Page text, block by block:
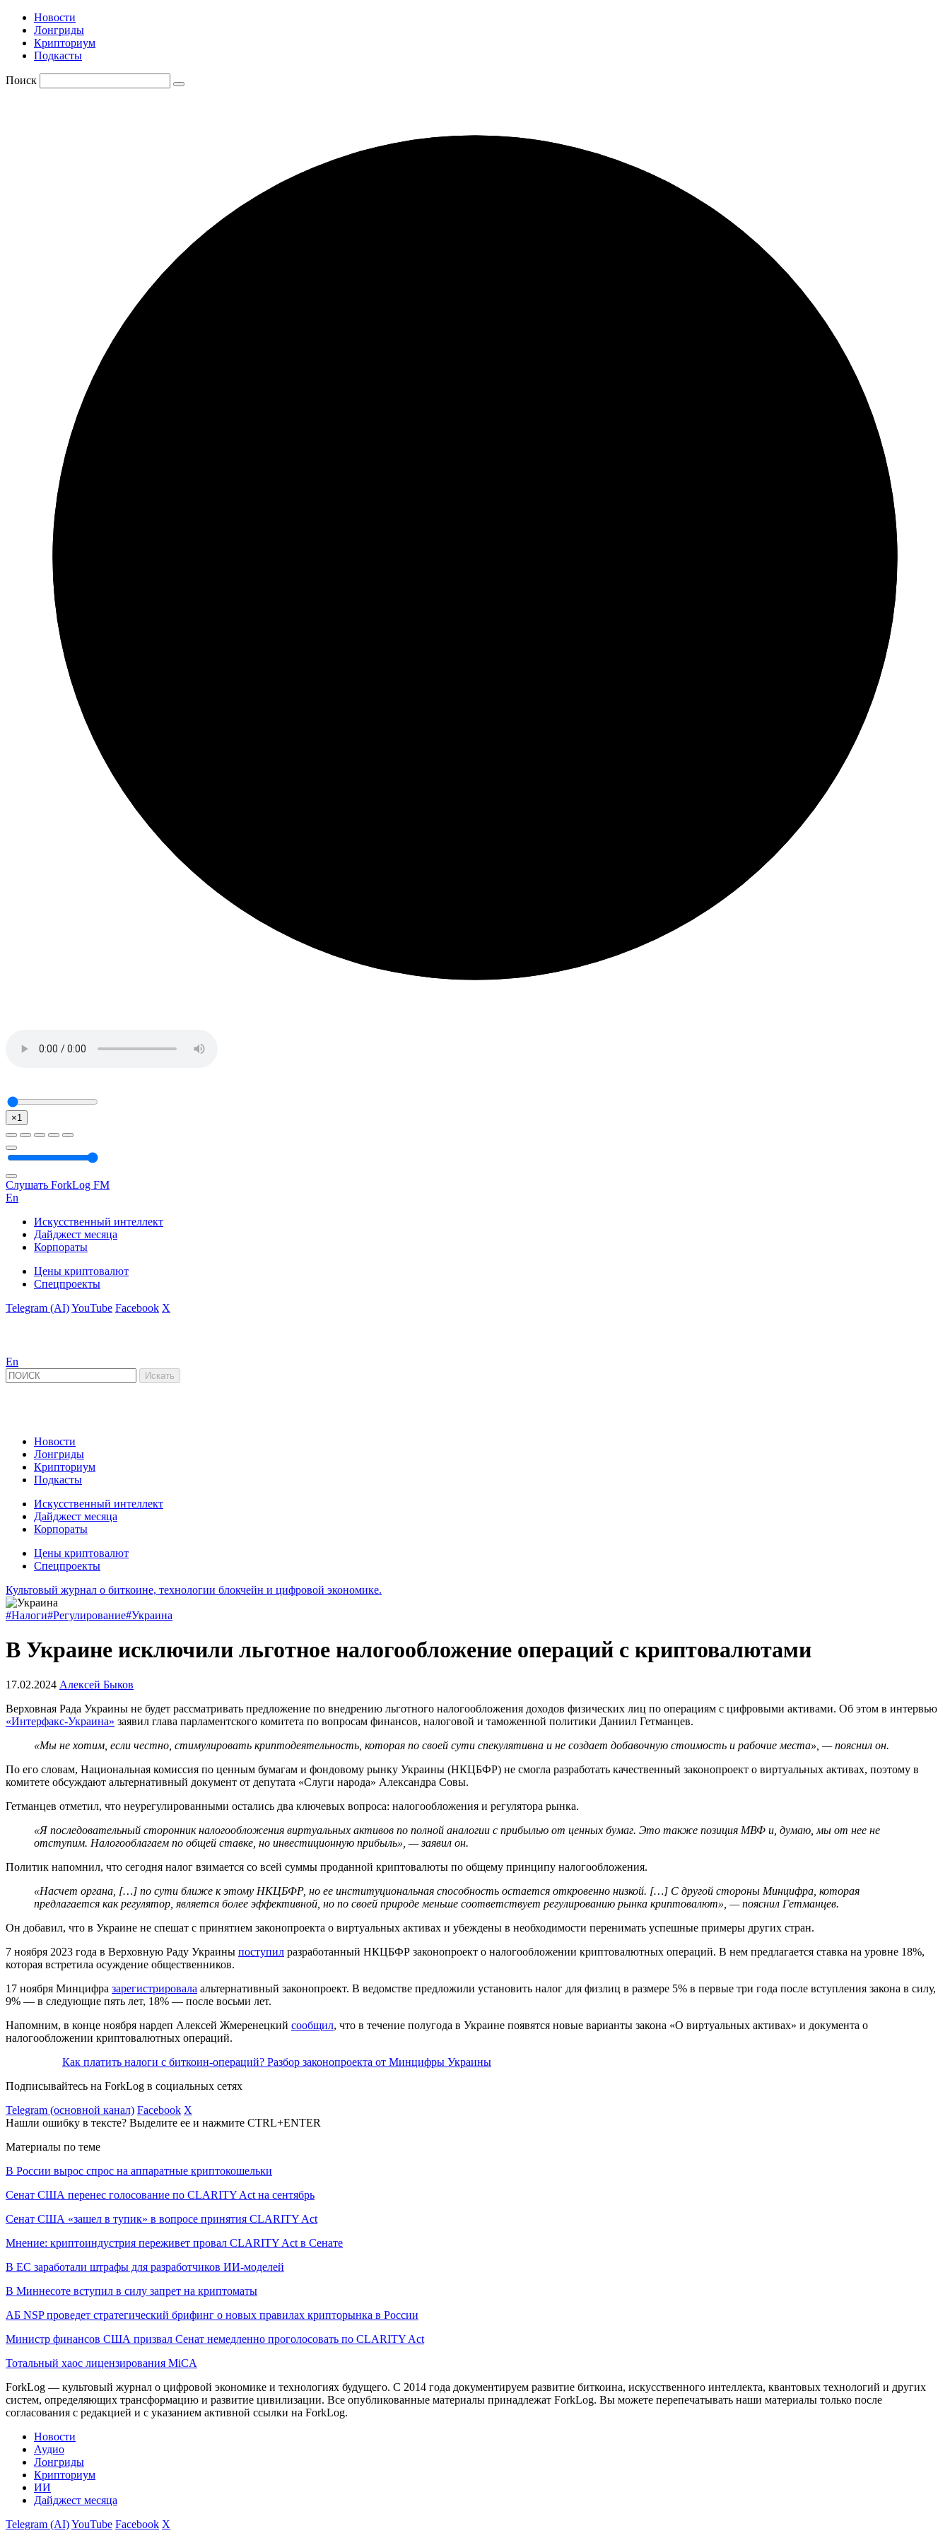
Новости
Лонгриды
Крипториум
Подкасты
Поиск
×1
Слушать ForkLog FM
En
Искусственный интеллект
Дайджест месяца
Корпораты
Цены криптовалют
Спецпроекты
Telegram (AI)YouTube Facebook X
En
Новости
Лонгриды
Крипториум
Подкасты
Искусственный интеллект
Дайджест месяца
Корпораты
Цены криптовалют
Спецпроекты
Культовый журнал о биткоине, технологии блокчейн и цифровой экономике.
#Налоги#Регулирование#Украина
В Украине исключили льготное налогообложение операций с криптовалютами
17.02.2024 Алексей Быков
Верховная Рада Украины не будет рассматривать предложение по внедрению льготного налогообложения доходов физических лиц по операциям с цифровыми активами. Об этом в интервью
«Интерфакс-Украина» заявил глава парламентского комитета по вопросам финансов, налоговой и таможенной политики Даниил Гетманцев.
«Мы не хотим, если честно, стимулировать криптодеятельность, которая по своей сути спекулятивна и не создает добавочную стоимость и рабочие места», — пояснил он.
По его словам, Национальная комиссия по ценным бумагам и фондовому рынку Украины (НКЦБФР) не смогла разработать качественный законопроект о виртуальных активах, поэтому в
комитете обсуждают альтернативный документ от депутата «Слуги народа» Александра Совы.
Гетманцев отметил, что неурегулированными остались два ключевых вопроса: налогообложения и регулятора рынка.
«Я последовательный сторонник налогообложения виртуальных активов по полной аналогии с прибылью от ценных бумаг. Это также позиция МВФ и, думаю, мы от нее не
отступим. Налогооблагаем по общей ставке, но инвестиционную прибыль», — заявил он.
Политик напомнил, что сегодня налог взимается со всей суммы проданной криптовалюты по общему принципу налогообложения.
«Насчет органа, […] по сути ближе к этому НКЦБФР, но ее институциональная способность остается откровенно низкой. […] С другой стороны Минцифра, которая
предлагается как регулятор, является более эффективной, но по своей природе меньше соответствует регулированию рынка криптовалют», — пояснил Гетманцев.
Он добавил, что в Украине не спешат с принятием законопроекта о виртуальных активах и убеждены в необходимости перенимать успешные примеры других стран.
7 ноября 2023 года в Верховную Раду Украины поступил разработанный НКЦБФР законопроект о налогообложении криптовалютных операций. В нем предлагается ставка на уровне 18%,
которая встретила осуждение общественников.
17 ноября Минцифра зарегистрировала альтернативный законопроект. В ведомстве предложили установить налог для физлиц в размере 5% в первые три года после вступления закона в силу,
9% — в следующие пять лет, 18% — после восьми лет.
Напомним, в конце ноября нардеп Алексей Жмеренецкий сообщил, что в течение полугода в Украине появятся новые варианты закона «О виртуальных активах» и документа о
налогообложении криптовалютных операций.
Как платить налоги с биткоин-операций? Разбор законопроекта от Минцифры Украины
Подписывайтесь на ForkLog в социальных сетях
Telegram (основной канал) Facebook X
Нашли ошибку в тексте? Выделите ее и нажмите CTRL+ENTER
Материалы по теме
В России вырос спрос на аппаратные криптокошельки
Сенат США перенес голосование по CLARITY Act на сентябрь
Сенат США «зашел в тупик» в вопросе принятия CLARITY Act
Мнение: криптоиндустрия переживет провал CLARITY Act в Сенате
В ЕС заработали штрафы для разработчиков ИИ-моделей
В Миннесоте вступил в силу запрет на криптоматы
АБ NSP проведет стратегический брифинг о новых правилах крипторынка в России
Министр финансов США призвал Сенат немедленно проголосовать по CLARITY Act
Тотальный хаос лицензирования MiCA
ForkLog — культовый журнал о цифровой экономике и технологиях будущего. С 2014 года документируем развитие биткоина, искусственного интеллекта, квантовых технологий и других
систем, определяющих трансформацию и развитие цивилизации. Все опубликованные материалы принадлежат ForkLog. Вы можете перепечатывать наши материалы только после
согласования с редакцией и с указанием активной ссылки на ForkLog.
Новости
Аудио
Лонгриды
Крипториум
ИИ
Дайджест месяца
Telegram (AI)YouTube Facebook X